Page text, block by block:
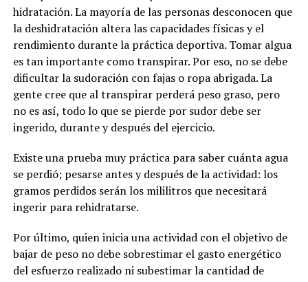
hidratación. La mayoría de las personas desconocen que
la deshidratación altera las capacidades físicas y el
rendimiento durante la práctica deportiva. Tomar algua
es tan importante como transpirar. Por eso, no se debe
dificultar la sudoración con fajas o ropa abrigada. La
gente cree que al transpirar perderá peso graso, pero
no es así, todo lo que se pierde por sudor debe ser
ingerido, durante y después del ejercicio.
Existe una prueba muy práctica para saber cuánta agua
se perdió; pesarse antes y después de la actividad: los
gramos perdidos serán los mililitros que necesitará
ingerir para rehidratarse.
Por último, quien inicia una actividad con el objetivo de
bajar de peso no debe sobrestimar el gasto energético
del esfuerzo realizado ni subestimar la cantidad de